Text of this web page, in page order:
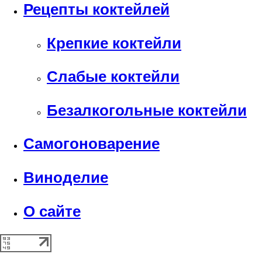
Рецепты коктейлей
Крепкие коктейли
Слабые коктейли
Безалкогольные коктейли
Самогоноварение
Виноделие
О сайте